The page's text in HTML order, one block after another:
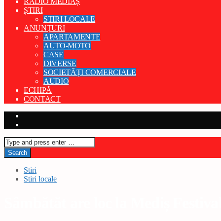
ȘTIRI
STIRI LOCALE
ANUNȚURI
APARTAMENTE
AUTO-MOTO
CASE
DIVERSE
SOCIETĂȚI COMERCIALE
AUDIO
ECHIPĂ
CONTACT
Stiri
Stiri locale